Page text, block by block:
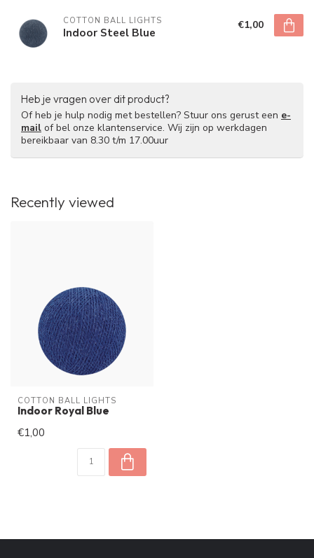
COTTON BALL LIGHTS
Indoor Steel Blue €1,00
Heb je vragen over dit product?
Of heb je hulp nodig met bestellen? Stuur ons gerust een e-
mail of bel onze klantenservice. Wij zijn op werkdagen
bereikbaar van 8.30 t/m 17.00uur
Recently viewed
COTTON BALL LIGHTS
Indoor Royal Blue
€1,00